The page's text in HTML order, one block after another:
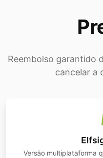
Reembolso garantido
cancelar a
Versão multiplataforma